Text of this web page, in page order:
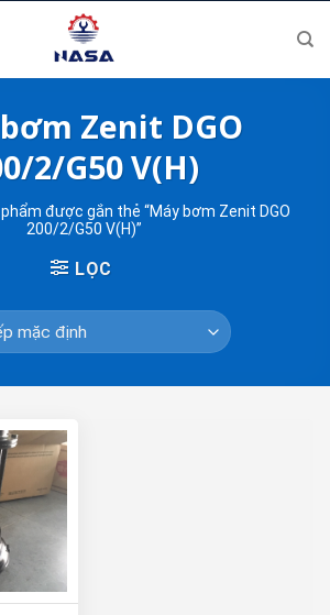
Zenit DGO
2/G50 V(H)
được gắn thẻ “Máy bơm Zenit DGO
200/2/G50 V(H)”
LỌC